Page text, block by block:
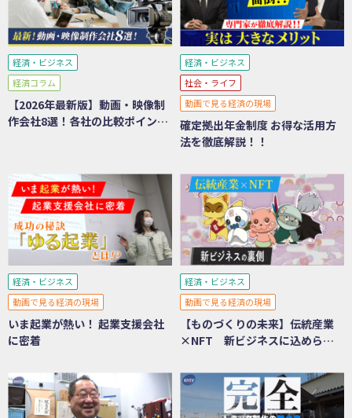
経済・ビジネス
経済コラム
【2026年最新版】動画・映像制
作会社8選！各社の比較ポイント
経済・ビジネス
社会・ライフ
動画で見る経済の現場
確定拠出年金制度 お得な活用方
法を徹底解説！！
経済・ビジネス
動画で見る経済の現場
いま起業が熱い！ 起業支援会社
に密着
経済・ビジネス
動画で見る経済の現場
【ものづくりの未来】伝統産業
×NFT 新ビジネスに込められ